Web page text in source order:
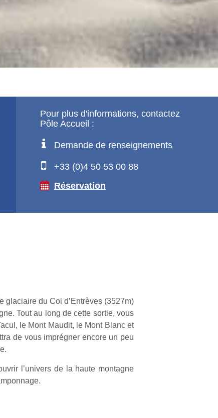
Pour plus d'informations, contactez
Pôle Accueil :
Demande de renseignements
+33 (0)4 50 53 00 88
Réservation
glaciaire du Col d’Entrèves (3527m)
Tout au long de cette sortie, vous
le Mont Maudit, le Mont Blanc et
de vous imprégner encore un peu
l’univers de la haute montagne